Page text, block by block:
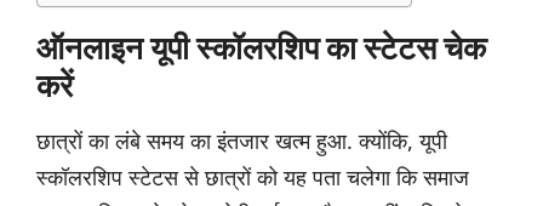
ऑनलाइन यूपी स्कॉलरशिप का स्टेटस चेक
करें
छात्रों का लंबे समय का इंतजार खत्म हुआ. क्योंकि, यूपी
स्कॉलरशिप स्टेटस से छात्रों को यह पता चलेगा कि समाज